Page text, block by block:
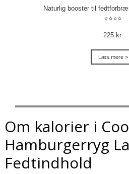
Naturlig booster til
⭐⭐⭐⭐
225 kr.
Læs mere >
Om kalorier i
Hamburgerryg
Fedtindhold